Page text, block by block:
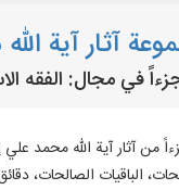
آثار آية
من آثار آية الله محمد
الباقيات الصالحات،